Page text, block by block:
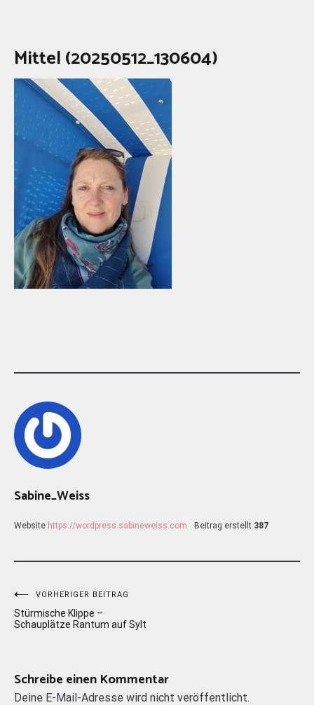
Mittel (20250512_130604)
Sabine_Weiss
Website https://wordpress.sabineweiss.com Beitrag erstellt 387
Beitragsnavigation
VORHERIGER BEITRAG
Stürmische Klippe –
Schauplätze Rantum auf Sylt
Schreibe einen Kommentar
Deine E-Mail-Adresse wird nicht veröffentlicht.